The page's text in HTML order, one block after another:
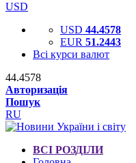
USD
USD 44.4578
EUR 51.2443
Всі курси валют
44.4578
Авторизація
Пошук
RU
ВСІ РОЗДІЛИ